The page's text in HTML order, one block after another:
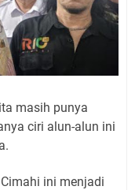
masih punya
ciri alun-alun ini
ini menjadi